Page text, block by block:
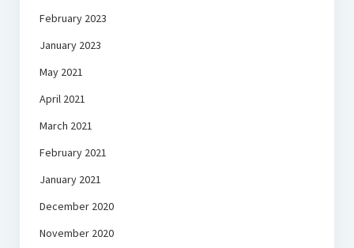
February 2023
January 2023
May 2021
April 2021
March 2021
February 2021
January 2021
December 2020
November 2020